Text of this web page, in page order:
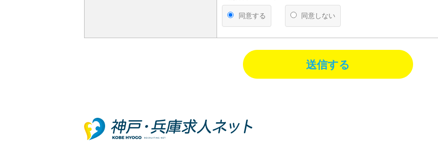
って、本人の同意を得ることが困難であるとき
国の機関若しくは地方公共団体又はその委託を受けた者が法令
遂行することに対して協力する必要がある場合であって、本人
【第三者への提供】
弊社は法律で定められている場合を除いて、応募者の個人情報を当
得ず第三者に提供・委託することはありません。ただし、官公庁等
により個人情報について開示が求められた場合は、関係法令に反し
応募者が弊社に対して個人情報を提供することは任意です。ただし
されない場合には、採用の検討ができない場合がありますので、あ
同意する 同意しない
送信する